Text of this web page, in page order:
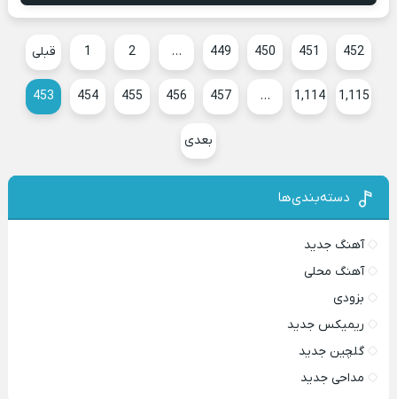
قبلی 1 2 … 449 450 451 452
453 454 455 456 457 … 1,114 1,115
بعدی
دسته‌بندی‌ها
آهنگ جدید
آهنگ محلی
بزودی
ریمیکس جدید
گلچین جدید
مداحی جدید